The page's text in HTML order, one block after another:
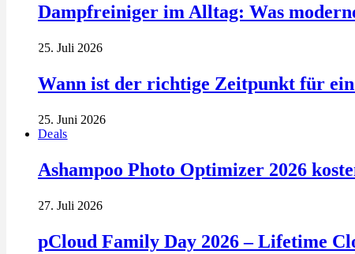
Dampfreiniger im Alltag: Was
25. Juli 2026
Wann ist der richtige Zeitpunkt für
25. Juni 2026
Deals
Ashampoo Photo Optimizer 2026
27. Juli 2026
pCloud Family Day 2026 – Lifetime